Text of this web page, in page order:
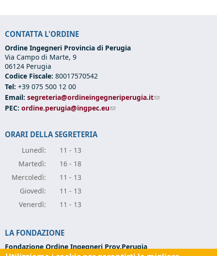
CONTATTA L'ORDINE
Ordine Ingegneri Provincia di Perugia
Via Campo di Marte, 9
06124 Perugia
Codice Fiscale: 80017570542
Tel: +39 075 500 12 00
Email: segreteria@ordineingegneriperugia.it(link sends e-mail)
PEC: ordine.perugia@ingpec.eu(link sends e-mail)
ORARI DELLA SEGRETERIA
Lunedì:
11 - 13
Martedì:
16 - 18
Mercoledì:
11 - 13
Giovedì:
11 - 13
Venerdì: 11 - 13
LA FONDAZIONE
Fondazione Ordine Ingegneri Prov.Perugia